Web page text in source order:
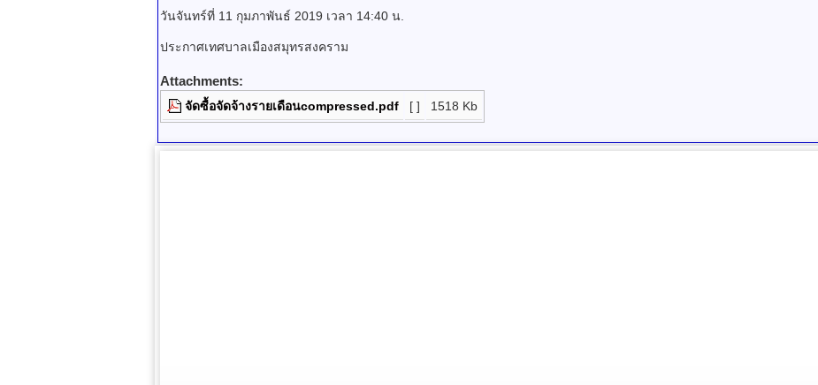
วันจันทร์ที่ 11 กุมภาพันธ์ 2019 เวลา 14:40 น.
ประกาศเทศบาลเมืองสมุทรสงคราม
Attachments:
จัดซื้อจัดจ้างรายเดือนcompressed.pdf [ ] 1518 Kb